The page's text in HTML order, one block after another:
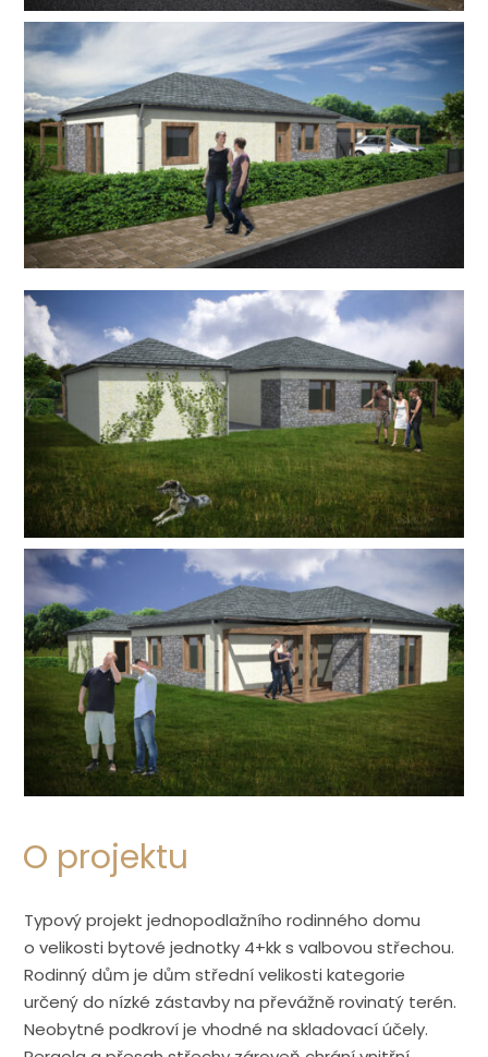
O projektu
Typový projekt jednopodlažního rodinného domu
o velikosti bytové jednotky 4+kk s valbovou střechou.
Rodinný dům je dům střední velikosti kategorie
určený do nízké zástavby na převážně rovinatý terén.
Neobytné podkroví je vhodné na skladovací účely.